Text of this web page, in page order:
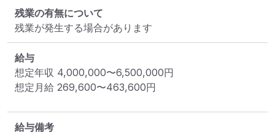
残業の有無について
残業が発生する場合があります
給与
想定年収 4,000,000〜6,500,000円
想定月給 269,600〜463,600円
給与備考